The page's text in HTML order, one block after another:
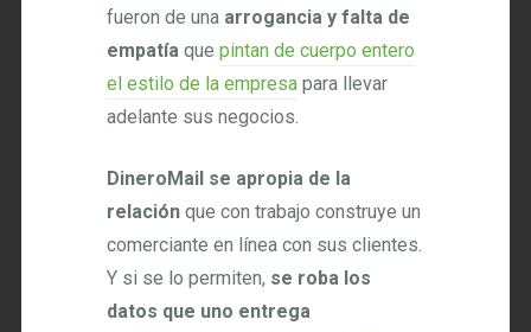
fueron de una arrogancia y falta de
empatía quepintan de cuerpo entero
el estilo de la empresa para llevar
adelante sus negocios.
DineroMail se apropia de la
relación que con trabajo construye un
comerciante en línea con sus clientes.
Y si se lo permiten, se roba los
datos que uno entrega